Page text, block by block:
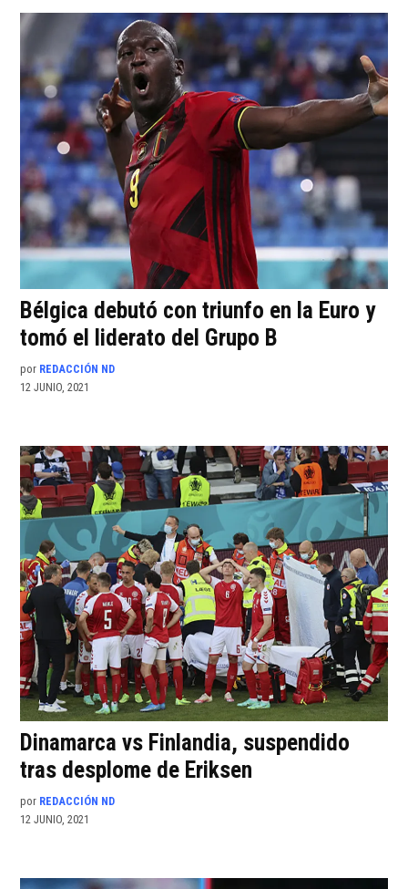
Bélgica debutó con triunfo en la Euro y
tomó el liderato del Grupo B
por REDACCIÓN ND
12 JUNIO, 2021
Dinamarca vs Finlandia, suspendido
tras desplome de Eriksen
por REDACCIÓN ND
12 JUNIO, 2021